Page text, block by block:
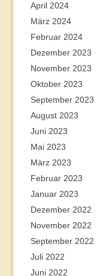
April 2024
März 2024
Februar 2024
Dezember 2023
November 2023
Oktober 2023
September 2023
August 2023
Juni 2023
Mai 2023
März 2023
Februar 2023
Januar 2023
Dezember 2022
November 2022
September 2022
Juli 2022
Juni 2022